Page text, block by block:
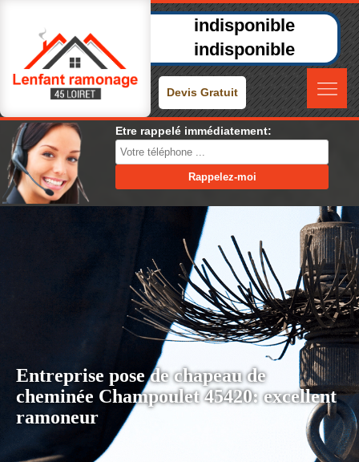
indisponible
indisponible
Devis Gratuit
Etre rappelé immédiatement:
Entreprise pose de chapeau de
cheminée Champoulet 45420: excellent
ramoneur